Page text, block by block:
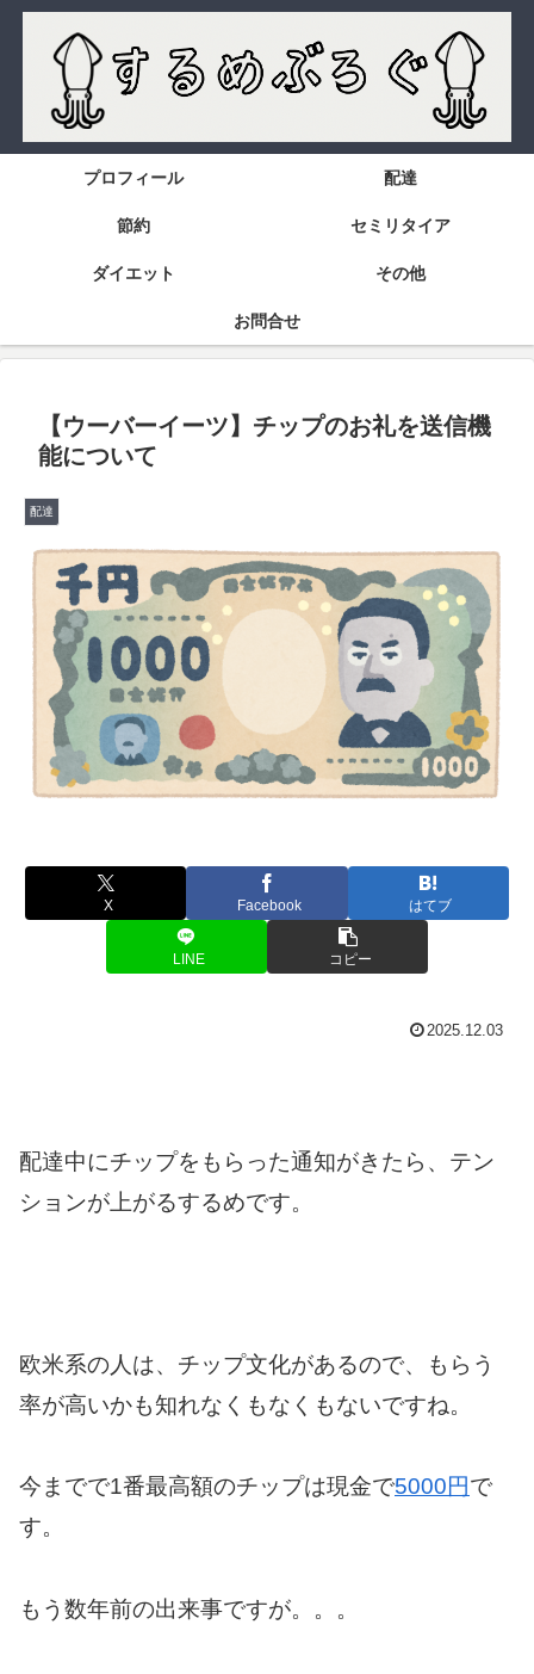
プロフィール 配達
節約 セミリタイア
ダイエット その他
お問合せ
【ウーバーイーツ】チップのお礼を送信機
能について
配達
X Facebook はてブ
LINE コピー
2025.12.03
配達中にチップをもらった通知がきたら、テン
ションが上がるするめです。
欧米系の人は、チップ文化があるので、もらう
率が高いかも知れなくもなくもないですね。
今までで1番最高額のチップは現金で5000円で
す。
もう数年前の出来事ですが。。。